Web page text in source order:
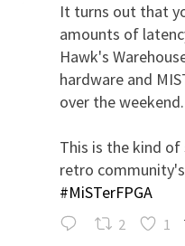
It turns out that
amounts of
Hawk's
hardware and
over the weekend.
This is the kind
retro
#MiSTerFPGA
2 1